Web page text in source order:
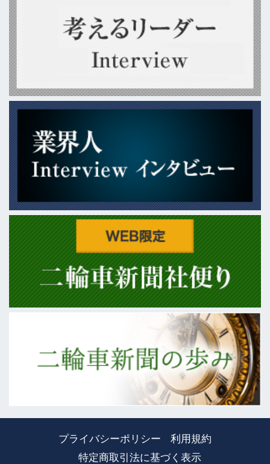
プライバシーポリシー
利用規約
特定商取引法に基づく表示